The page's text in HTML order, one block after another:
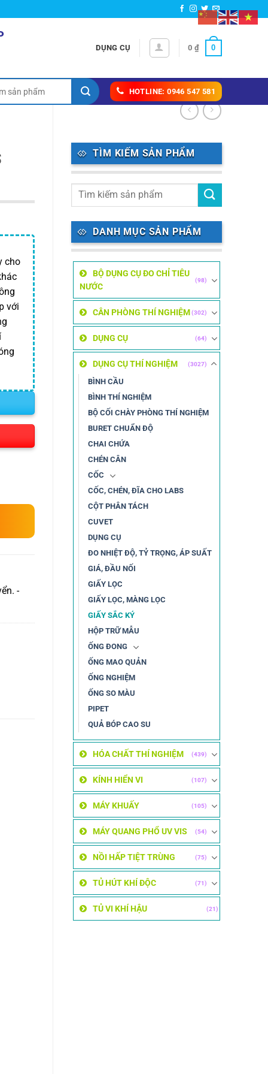
DỤNG CỤ 0 ₫ 0
HOTLINE: 0946 547 581
TÌM KIẾM SẢN PHẨM
DANH MỤC SẢN PHẨM
BỘ DỤNG CỤ ĐO CHỈ TIÊU
NƯỚC
(98)
CÂN PHÒNG THÍ NGHIỆM (302)
DỤNG CỤ (64)
DỤNG CỤ THÍ NGHIỆM (3027)
BÌNH CẦU
BÌNH THÍ NGHIỆM
BỘ CỐI CHÀY PHÒNG THÍ NGHIỆM
BURET CHUẨN ĐỘ
CHAI CHỨA
CHÉN CÂN
CỐC
CỐC, CHÉN, ĐĨA CHO LABS
CỘT PHÂN TÁCH
CUVET
DỤNG CỤ
ĐO NHIỆT ĐỘ, TỶ TRỌNG, ÁP SUẤT
GIÁ, ĐẦU NỐI
GIẤY LỌC
GIẤY LỌC, MÀNG LỌC
GIẤY SẮC KÝ
HỘP TRỮ MẪU
ỐNG ĐONG
ỐNG MAO QUẢN
ỐNG NGHIỆM
ỐNG SO MÀU
PIPET
QUẢ BÓP CAO SU
HÓA CHẤT THÍ NGHIỆM (439)
KÍNH HIỂN VI (107)
MÁY KHUẤY (105)
MÁY QUANG PHỔ UV VIS (54)
NỒI HẤP TIỆT TRÙNG (75)
TỦ HÚT KHÍ ĐỘC (71)
TỦ VI KHÍ HẬU (21)
cho
với
-